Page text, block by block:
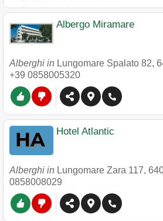
Albergo Miramare
Alberghi in Lungomare Spalato 82,
+39 0858005320
Hotel Atlantic
Alberghi in Lungomare Zara 117,
0858008029